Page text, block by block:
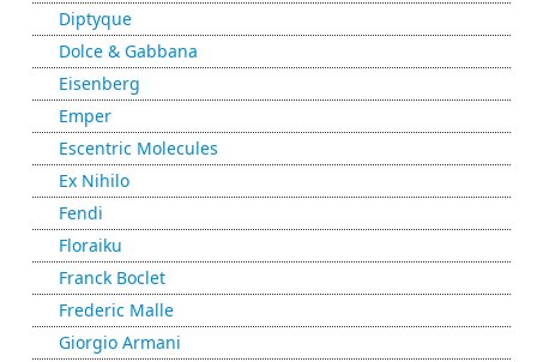
Diptyque
Dolce & Gabbana
Eisenberg
Emper
Escentric Molecules
Ex Nihilo
Fendi
Floraiku
Franck Boclet
Frederic Malle
Giorgio Armani